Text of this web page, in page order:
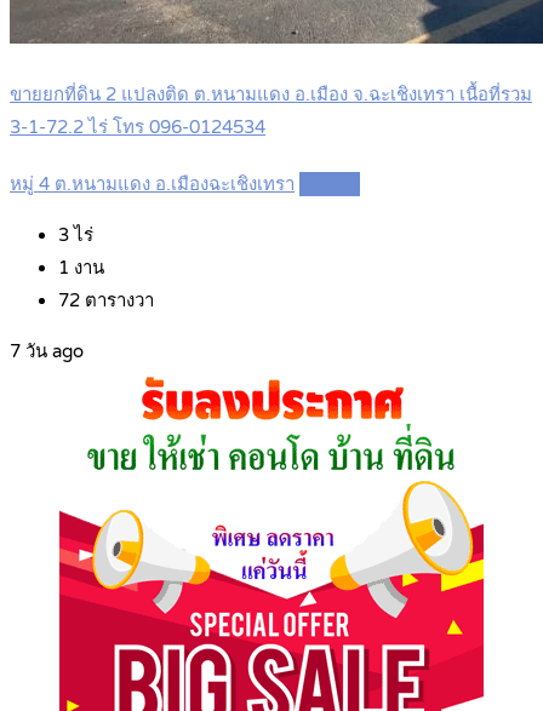
ขายยกที่ดิน 2 แปลงติด ต.หนามแดง อ.เมือง จ.ฉะเชิงเทรา เนื้อที่รวม
3-1-72.2 ไร่ โทร 096-0124534
หมู่ 4 ต.หนามแดง อ.เมืองฉะเชิงเทรา
3ไร่
1 งาน
72 ตารางวา
7 วัน ago